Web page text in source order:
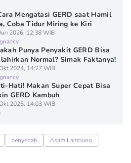
Mengatasi GERD saat Hamil
Coba Tidur Miring ke Kiri
2026, 12:38 WIB
Punya Penyakit GERD Bisa
Normal? Simak Faktanya!
2024, 14:27 WIB
Hati! Makan Super Cepat Bisa
GERD Kambuh
2025, 14:03 WIB
penyebab
Asam Lambung